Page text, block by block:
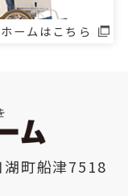
ームはこちら
町船津7518